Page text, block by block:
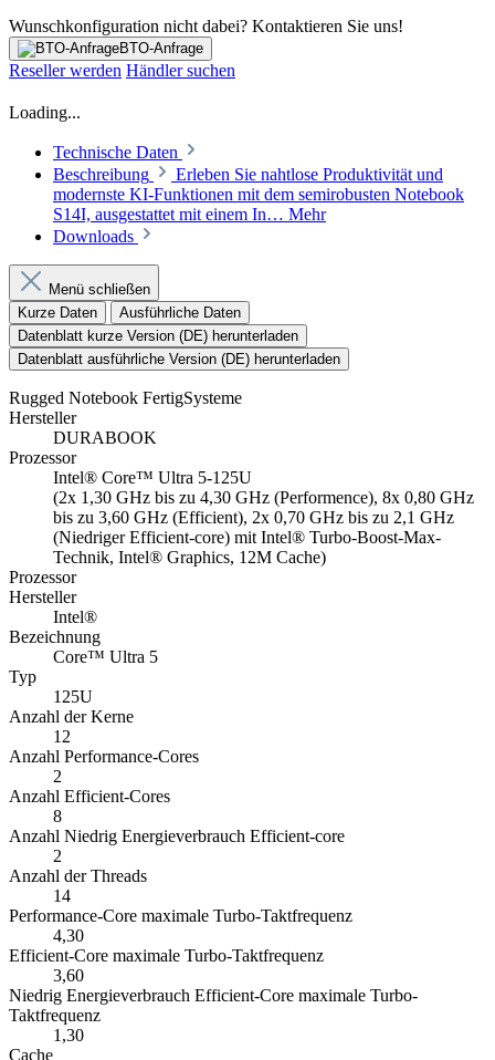
Wunschkonfiguration nicht dabei? Kontaktieren Sie uns!
BTO-Anfrage
Reseller werden Händler suchen
Loading...
Technische Daten
Beschreibung
Erleben Sie nahtlose Produktivität und
modernste KI-Funktionen mit dem semirobusten Notebook
S14I, ausgestattet mit einem In… Mehr
Downloads
Menü schließen
Kurze Daten
Ausführliche Daten
Datenblatt kurze Version (DE) herunterladen
Datenblatt ausführliche Version (DE) herunterladen
Rugged Notebook FertigSysteme
Hersteller
DURABOOK
Prozessor
Intel® Core™ Ultra 5-125U
(2x 1,30 GHz bis zu 4,30 GHz (Performence), 8x 0,80 GHz
bis zu 3,60 GHz (Efficient), 2x 0,70 GHz bis zu 2,1 GHz
(Niedriger Efficient-core) mit Intel® Turbo-Boost-Max-
Technik, Intel® Graphics, 12M Cache)
Prozessor
Hersteller
Intel®
Bezeichnung
Core™ Ultra 5
Typ
125U
Anzahl der Kerne
12
Anzahl Performance-Cores
2
Anzahl Efficient-Cores
8
Anzahl Niedrig Energieverbrauch Efficient-core
2
Anzahl der Threads
14
Performance-Core maximale Turbo-Taktfrequenz
4,30
Efficient-Core maximale Turbo-Taktfrequenz
3,60
Niedrig Energieverbrauch Efficient-Core maximale Turbo-
Taktfrequenz
1,30
Cache